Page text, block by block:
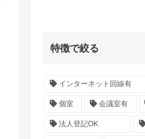
特徴で絞る
インターネット回線有
個室 会議室有
法人登記OK